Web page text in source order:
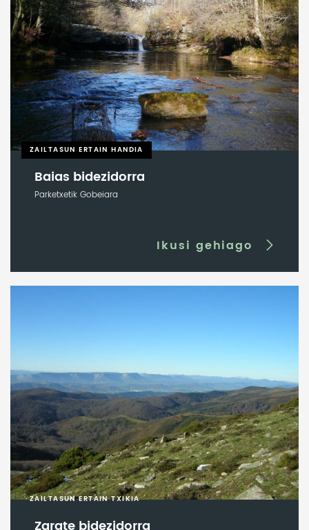
ZAILTASUN ERTAIN HANDIA
Baias bidezidorra
Parketxetik Gobeiara
Ikusi gehiago
ZAILTASUN ERTAIN TXIKIA